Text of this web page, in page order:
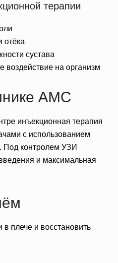
терапии
отёка
сустава
на организм
AMC
инъекционная терапия
с использованием
Под контролем УЗИ
и максимальная
в плече и восстановить